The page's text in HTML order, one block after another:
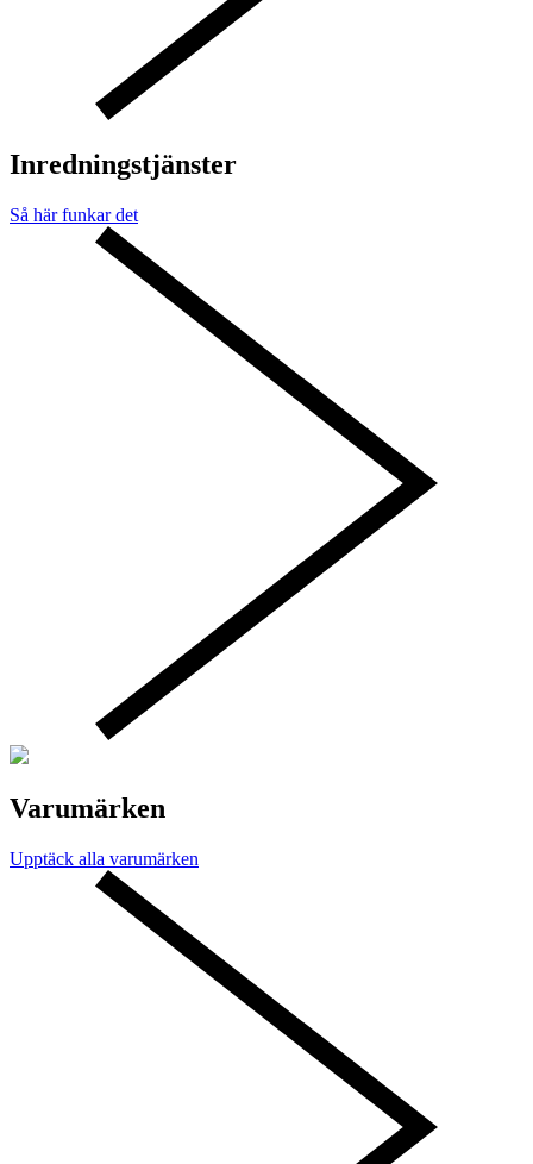
Inredningstjänster
Så här funkar det
Varumärken
Upptäck alla varumärken